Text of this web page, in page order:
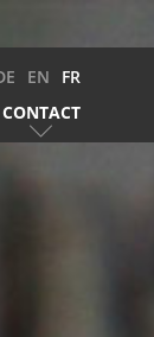
EN
FR
CONTACT